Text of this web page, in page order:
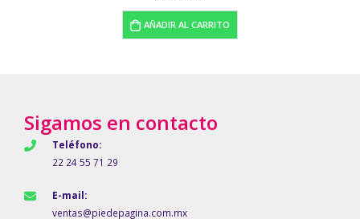
AÑADIR AL CARRITO
Sigamos en contacto
Teléfono:
22 24 55 71 29
E-mail:
ventas@piedepagina.com.mx